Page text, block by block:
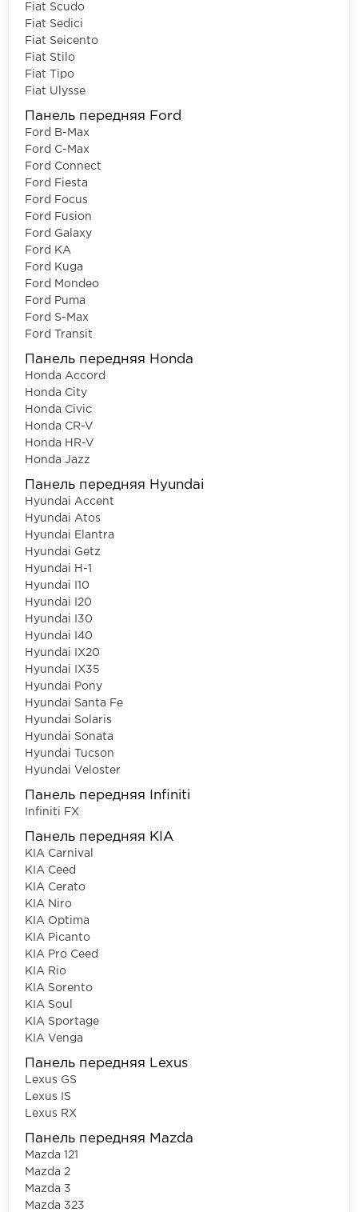
Fiat Scudo
Fiat Sedici
Fiat Seicento
Fiat Stilo
Fiat Tipo
Fiat Ulysse
Панель передняя Ford
Ford B-Max
Ford C-Max
Ford Connect
Ford Fiesta
Ford Focus
Ford Fusion
Ford Galaxy
Ford KA
Ford Kuga
Ford Mondeo
Ford Puma
Ford S-Max
Ford Transit
Панель передняя Honda
Honda Accord
Honda City
Honda Civic
Honda CR-V
Honda HR-V
Honda Jazz
Панель передняя Hyundai
Hyundai Accent
Hyundai Atos
Hyundai Elantra
Hyundai Getz
Hyundai H-1
Hyundai I10
Hyundai I20
Hyundai I30
Hyundai I40
Hyundai IX20
Hyundai IX35
Hyundai Pony
Hyundai Santa Fe
Hyundai Solaris
Hyundai Sonata
Hyundai Tucson
Hyundai Veloster
Панель передняя Infiniti
Infiniti FX
Панель передняя KIA
KIA Carnival
KIA Ceed
KIA Cerato
KIA Niro
KIA Optima
KIA Picanto
KIA Pro Ceed
KIA Rio
KIA Sorento
KIA Soul
KIA Sportage
KIA Venga
Панель передняя Lexus
Lexus GS
Lexus IS
Lexus RX
Панель передняя Mazda
Mazda 121
Mazda 2
Mazda 3
Mazda 323